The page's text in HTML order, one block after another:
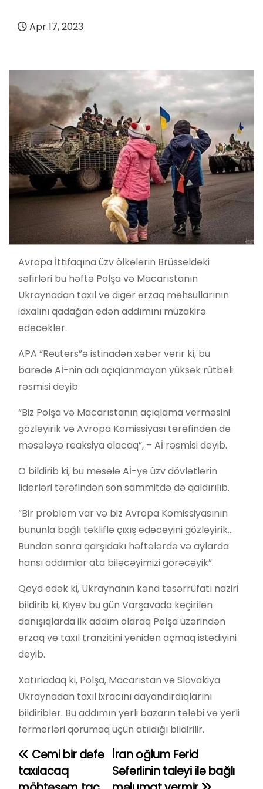
Apr 17, 2023
Avropa İttifaqına üzv ölkələrin Brüsseldəki
səfirləri bu həftə Polşa və Macarıstanın
Ukraynadan taxıl və digər ərzaq məhsullarının
idxalını qadağan edən addımını müzakirə
edəcəklər.
APA “Reuters”ə istinadən xəbər verir ki, bu
barədə Aİ-nin adı açıqlanmayan yüksək rütbəli
rəsmisi deyib.
“Biz Polşa və Macarıstanın açıqlama verməsini
gözləyirik və Avropa Komissiyası tərəfindən də
məsələyə reaksiya olacaq”, – Aİ rəsmisi deyib.
O bildirib ki, bu məsələ Aİ-yə üzv dövlətlərin
liderləri tərəfindən son sammitdə də qaldırılıb.
“Bir problem var və biz Avropa Komissiyasının
bununla bağlı təkliflə çıxış edəcəyini gözləyirik…
Bundan sonra qarşıdakı həftələrdə və aylarda
hansı addımlar ata biləcəyimizi görəcəyik”.
Qeyd edək ki, Ukraynanın kənd təsərrüfatı naziri
bildirib ki, Kiyev bu gün Varşavada keçirilən
danışıqlarda ilk addım olaraq Polşa üzərindən
ərzaq və taxıl tranzitini yenidən açmaq istədiyini
deyib.
Xatırladaq ki, Polşa, Macarıstan və Slovakiya
Ukraynadan taxıl ixracını dayandırdıqlarını
bildiriblər. Bu addımın yerli bazarın tələbi və yerli
fermerləri qorumaq üçün atıldığı bildirilir.
Y
a
İran oğlum Fərid
Səfərlinin taleyi ilə bağlı
Cəmi bir dəfə
taxılacaq